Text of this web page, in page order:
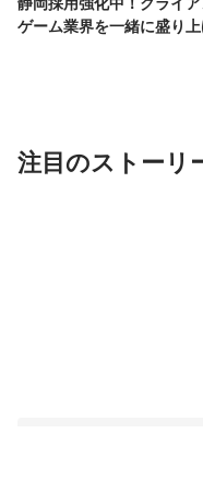
静岡採用強化中！クライ
ゲーム業界を一緒に盛り
注目のストーリ